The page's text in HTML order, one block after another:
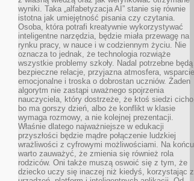
wyniki. Taka „alfabetyzacja AI” stanie się równie
istotna jak umiejętność pisania czy czytania.
Osoba, która potrafi kreatywnie wykorzystywać
inteligentne narzędzia, będzie miała przewagę na
rynku pracy, w nauce i w codziennym życiu. Nie
oznacza to jednak, że technologia rozwiąże
wszystkie problemy szkoły. Nadal potrzebne będą
bezpieczne relacje, przyjazna atmosfera, wsparcie
emocjonalne i troska o dobrostan uczniów. Żaden
algorytm nie zastąpi uważnego spojrzenia
nauczyciela, który dostrzeże, że ktoś siedzi
bo ma gorszy dzień, albo że konflikt w klasie
wymaga rozmowy, a nie kolejnej prezentacji.
Właśnie dlatego najważniejsze w edukacji
przyszłości będzie mądre połączenie ludzkiej
wrażliwości z cyfrowymi możliwościami. Na końcu
warto zauważyć, że zmienia się również rola
rodziców. Oni także muszą oswoić się z tym, że
dziecko uczy się inaczej niż kiedyś, korzystając z